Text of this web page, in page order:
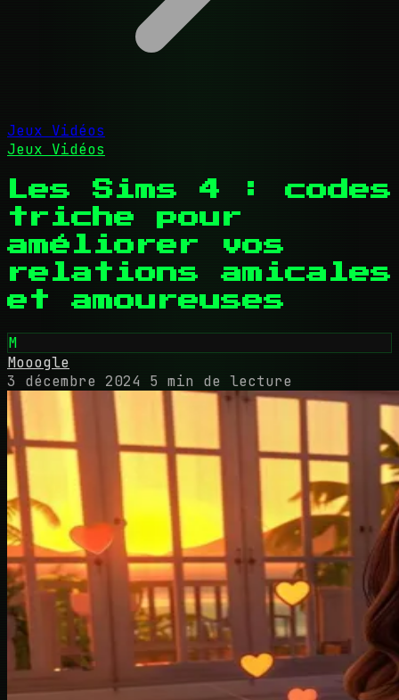
Jeux Vidéos
Jeux Vidéos
Les Sims 4 : codes
triche pour
améliorer vos
relations amicales
et amoureuses
M
Mooogle
3 décembre 2024 5 min de lecture